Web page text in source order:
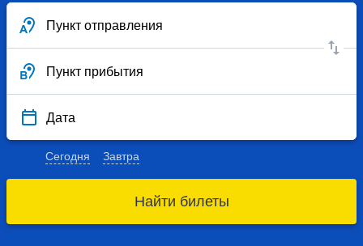
Пункт отправления
Пункт прибытия
Дата
Сегодня Завтра
Найти билеты